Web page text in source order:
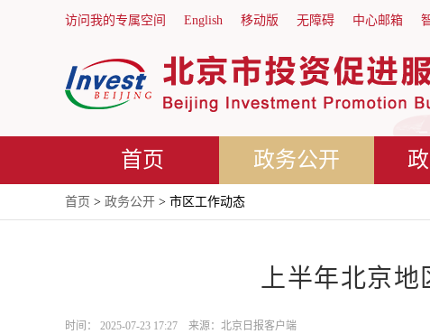
访问我的专属空间 English 移动版 无障碍 中心邮箱
首页 政务公开
首页 > 政务公开 > 市区工作动态
上半年北京
时间： 2025-07-23 17:27 来源：北京日报客户端